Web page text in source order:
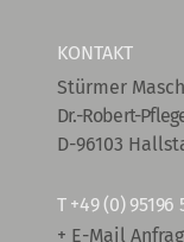
KONTAKT
Stürmer
Dr.-Robert-
D-96103
T +49 (0) 95196
+ E-Mail